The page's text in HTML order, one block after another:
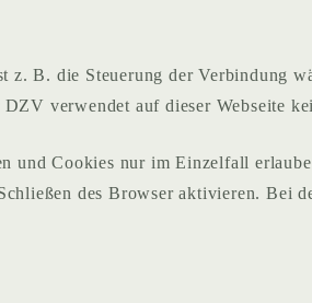
B. die Steuerung der Verbindung
verwendet auf dieser Webseite
und Cookies nur im Einzelfall
des Browser aktivieren. Bei